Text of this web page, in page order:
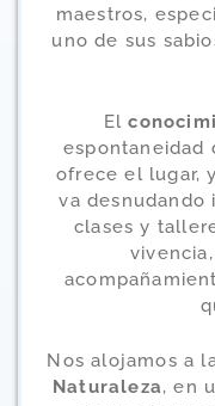
maestros,
uno de sus
El
espontaneidad
ofrece el lugar,
va desnudando
clases y
Nos alojamos a
Naturaleza, en